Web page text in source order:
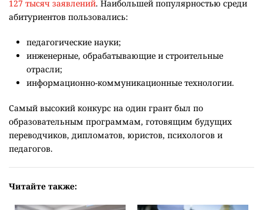
127 тысяч заявлений. Наибольшей популярностью среди
абитуриентов пользовались:
педагогические науки;
инженерные, обрабатывающие и строительные
отрасли;
информационно-коммуникационные технологии.
Самый высокий конкурс на один грант был по
образовательным программам, готовящим будущих
переводчиков, дипломатов, юристов, психологов и
педагогов.
Читайте также: